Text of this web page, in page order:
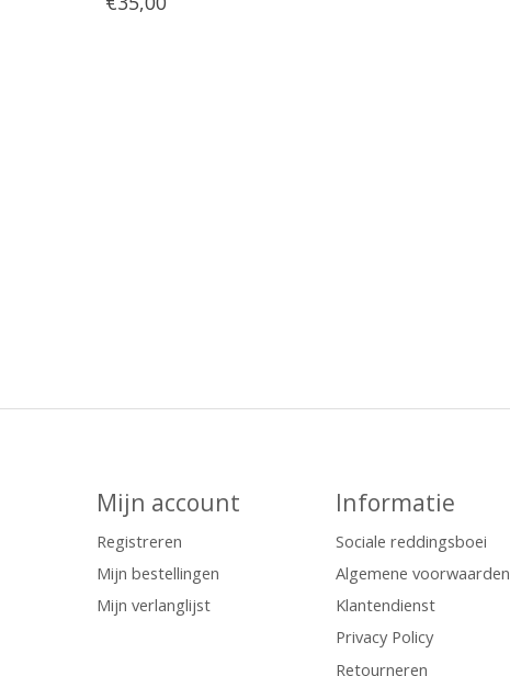
Mijn account
Registreren
Mijn bestellingen
Mijn verlanglijst
Informatie
Sociale reddingsboei
Algemene voorwaarden
Klantendienst
Privacy Policy
Retourneren